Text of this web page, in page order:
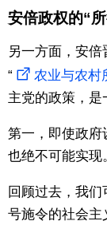
安倍政权的“
另一方面，安
“
农业与农村
主党的政策，是
第一，即使政府
也绝不可能实现
回顾过去，我
号施令的社会主